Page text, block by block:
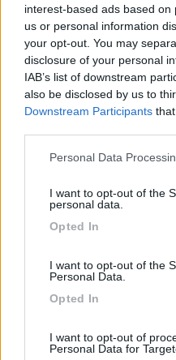
interest-based ads based
us or personal information
your opt-out. You may
disclosure of your personal
IAB’s list of downstream
also be disclosed by us to
Downstream Participants
Please note that this
not limited to your visit or
use your data for below
Personal Data
I want to opt-out of the
personal data.
Opted In
I want to opt-out of the
Personal Data.
Opted In
I want to opt-out of
Personal Data for
Una possibilità di sosta la
camper lungo Rue de la
nessun servizio (come ho
lungo una strada); non so il
più che nell'Area al Porto.
Ci sono passato un mesetto
però mi sono appoggiato
Modificato da kind of blue il 01/08/
Bondi77
Inserito il02/08/2017 alle:
Nel caso non trovassi posto
secondo voi per un paio d'ore?